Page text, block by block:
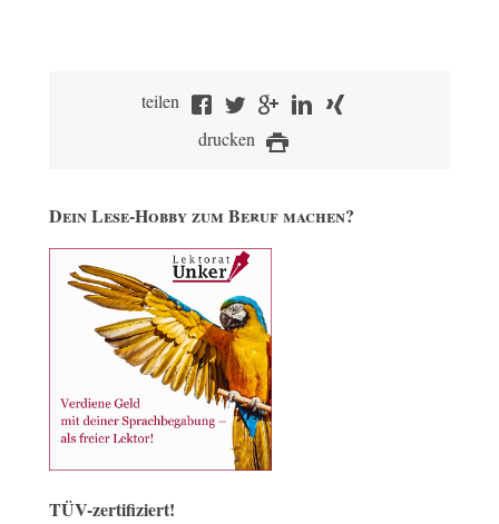
teilen
drucken
Dein Lese-Hobby zum Beruf machen?
TÜV-zertifiziert!